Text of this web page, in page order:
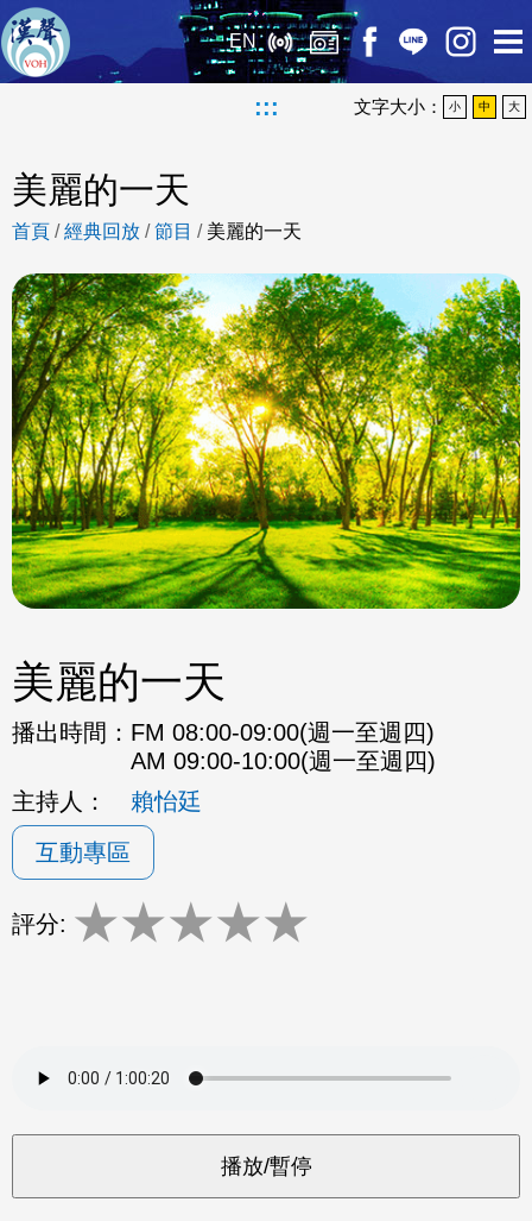
EN
::: 文字大小： 小 中 大
美麗的一天
首頁 /經典回放 /節目 / 美麗的一天
美麗的一天
播出時間： FM 08:00-09:00(週一至週四)
AM 09:00-10:00(週一至週四)
主持人：
賴怡廷
互動專區
評分: ★★★★★